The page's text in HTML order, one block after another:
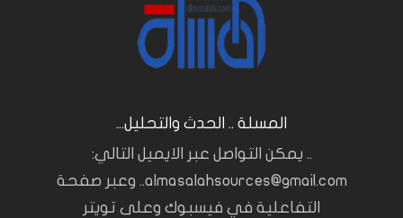
المسلة .. الحدث والتحليل...
.. يمكن التواصل عبر الايميل التالي:
almasalahsources@gmail.com.. وعبر صفحة
التفاعلية في فيسبوك وعلى تويتر